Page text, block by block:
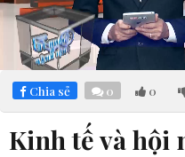
Mute
5.56%
Chia sẻ 0 0
Kinh tế và hội